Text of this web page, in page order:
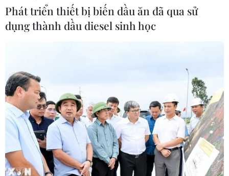
Phát triển thiết bị biến dầu ăn đã qua sử
dụng thành dầu diesel sinh học